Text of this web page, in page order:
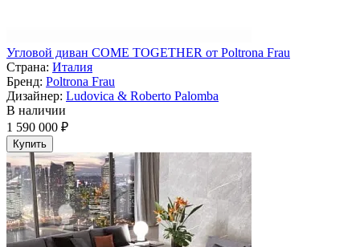
Угловой диван COME TOGETHER от Poltrona Frau
Страна: Италия
Бренд: Poltrona Frau
Дизайнер: Ludovica & Roberto Palomba
В наличии
1 590 000 ₽
Купить